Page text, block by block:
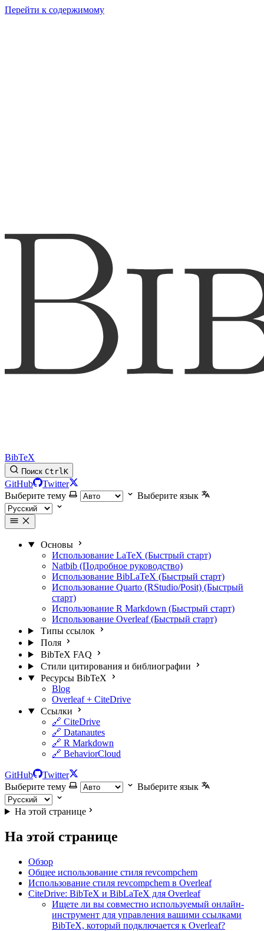
Перейти к содержимому
BibTeX
Поиск CtrlK
GitHub
Twitter
Выберите тему
Выберите язык
Основы
Использование LaTeX (Быстрый старт)
Natbib (Подробное руководство)
Использование BibLaTeX (Быстрый старт)
Использование Quarto (RStudio/Posit) (Быстрый
старт)
Использование R Markdown (Быстрый старт)
Использование Overleaf (Быстрый старт)
Типы ссылок
Поля
BibTeX FAQ
Стили цитирования и библиографии
Ресурсы BibTeX
Blog
Overleaf + CiteDrive
Ссылки
🔗 CiteDrive
🔗 Datanautes
🔗 R Markdown
🔗 BehaviorCloud
GitHub
Twitter
Выберите тему
Выберите язык
На этой странице
На этой странице
Обзор
Общее использование стиля revcompchem
Использование стиля revcompchem в Overleaf
CiteDrive: BibTeX и BibLaTeX для Overleaf
Ищете ли вы совместно используемый онлайн-
инструмент для управления вашими ссылками
BibTeX, который подключается к Overleaf?